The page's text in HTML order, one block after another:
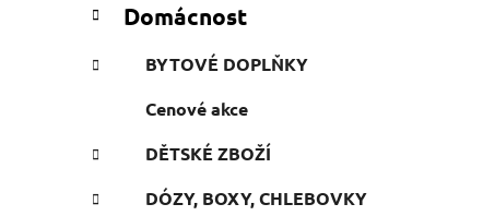
n
í
n
e
l
e
o
e
Domácnost
BYTOVÉ DOPLŇKY
Cenové akce
DĚTSKÉ ZBOŽÍ
DÓZY, BOXY, CHLEBOVKY